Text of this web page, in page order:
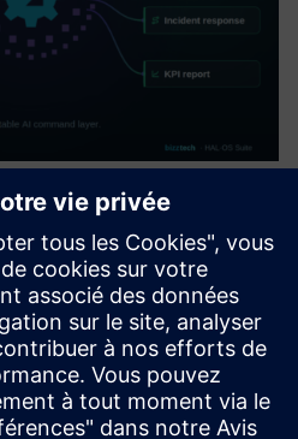
AI
en actions
les données en direct, les flux
et les systèmes d'entreprise
IA vérifiable.